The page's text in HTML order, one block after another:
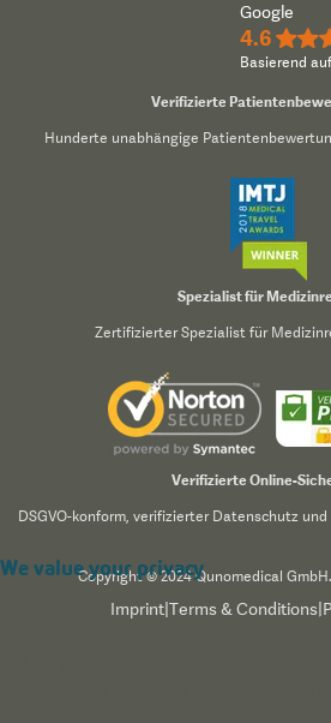
Google
4.6
Basierend
Verifizierte
Hunderte unabhängige
Spezialist für
Zertifizierter Spezialist für
Verifizierte Online-
DSGVO-konform, verifizierter Datenschutz
Copyright © 2024 Qunomedical
Imprint| Terms & Conditions
We value your privacy
We use cookies to enhance your